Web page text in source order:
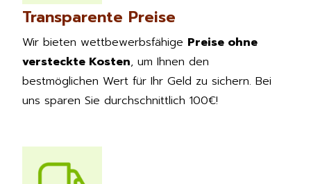
Transparente Preise
Wir bieten wettbewerbsfähige Preise ohne
versteckte Kosten, um Ihnen den
bestmöglichen Wert für Ihr Geld zu sichern. Bei
uns sparen Sie durchschnittlich 100€!